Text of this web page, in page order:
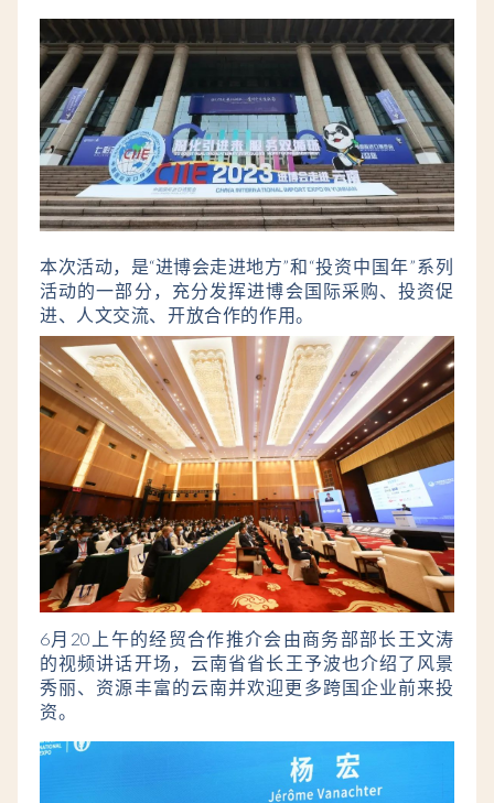
本次活动，是“进博会走进地方”和“投资中国年”系列
活动的一部分， 充分发挥进博会国际采购、投资促
进、人文交流、开放合作的作用。
6月20上午的经贸合作推介会由商务部部长 王文涛
的视频讲话开场，云南省省长王予波也介绍了风景
秀丽、资源丰富的云南并欢迎更多跨国企业前来投
资。